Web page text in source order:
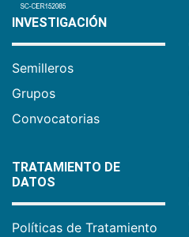
INVESTIGACIÓN
Semilleros
Grupos
Convocatorias
TRATAMIENTO DE
DATOS
Políticas de Tratamiento